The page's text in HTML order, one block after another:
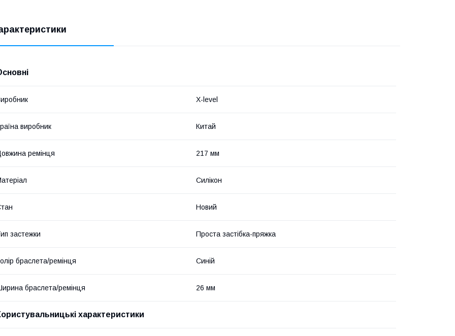
X-level
виробник Китай
ремінця 217 мм
Силікон
Новий
застежки Проста застібка-пряжка
браслета/ремінця Синій
браслета/ремінця 26 мм
характеристики